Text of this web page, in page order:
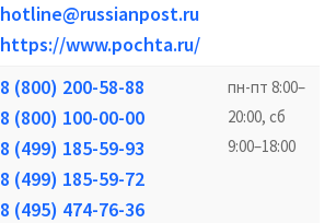
hotline@russianpost.ru
https://www.pochta.ru/
8 (800) 200-58-88
8 (800) 100-00-00
8 (499) 185-59-93
8 (499) 185-59-72
8 (495) 474-76-36
пн-пт 8:00–
20:00, сб
9:00–18:00